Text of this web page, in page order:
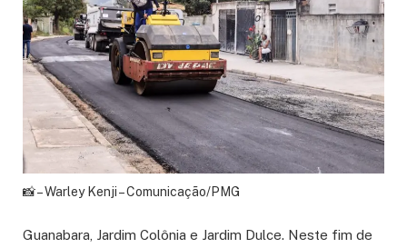
📸 – Warley Kenji – Comunicação/PMG
Guanabara, Jardim Colônia e Jardim Dulce. Neste fim de